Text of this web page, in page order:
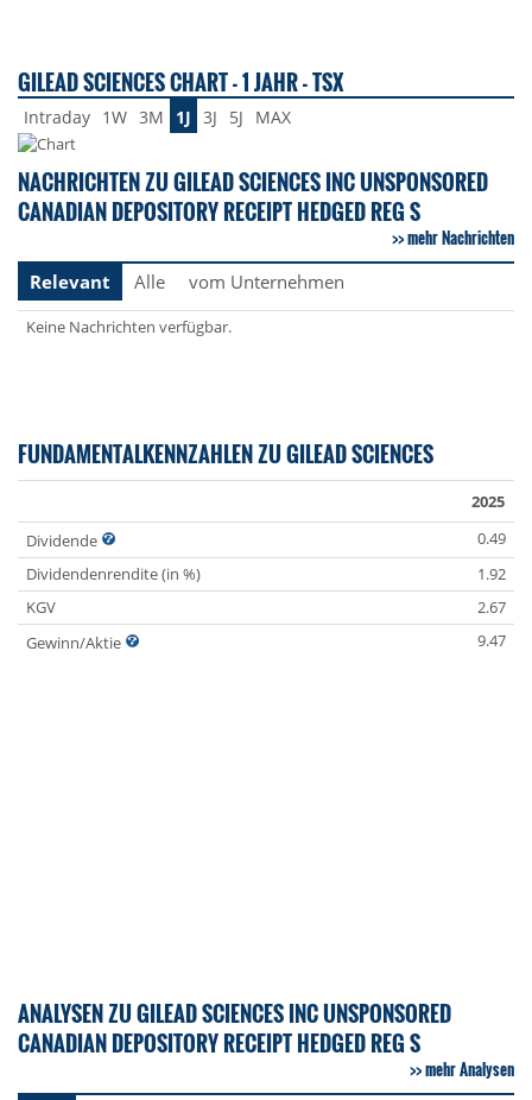
GILEAD SCIENCES CHART - 1 JAHR - TSX
Intraday 1W 3M 1J 3J 5J MAX
NACHRICHTEN ZU GILEAD SCIENCES INC UNSPONSORED
CANADIAN DEPOSITORY RECEIPT HEDGED REG S
mehr Nachrichten
Relevant
Alle vom Unternehmen
Keine Nachrichten verfügbar.
FUNDAMENTALKENNZAHLEN ZU GILEAD SCIENCES
2025
Dividende
0.49
Dividendenrendite (in %)
1.92
KGV
2.67
Gewinn/Aktie
9.47
ANALYSEN ZU GILEAD SCIENCES INC UNSPONSORED
CANADIAN DEPOSITORY RECEIPT HEDGED REG S
mehr Analysen